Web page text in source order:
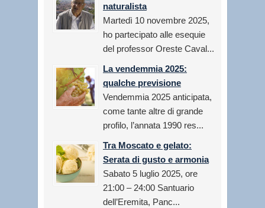
naturalista
Martedì 10 novembre 2025,
ho partecipato alle esequie
del professor Oreste Caval...
La vendemmia 2025:
qualche previsione
Vendemmia 2025 anticipata,
come tante altre di grande
profilo, l’annata 1990 res...
Tra Moscato e gelato:
Serata di gusto e armonia
Sabato 5 luglio 2025, ore
21:00 – 24:00 Santuario
dell’Eremita, Panc...